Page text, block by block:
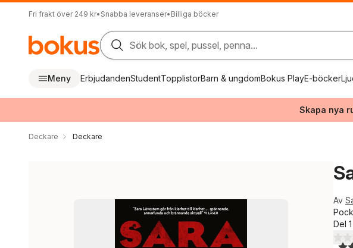
Fri frakt över 249 kr• Snabba leveranser• Billiga böcker
Sök bok, spel, pussel, penna...
Meny ErbjudandenStudentTopplistorBarn & ungdomBokus PlayE-böcker
Skapa nya
Deckare Deckare
Av
Del
3,8